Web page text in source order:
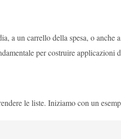
a un carrello della spesa, o anche
per costruire applicazioni
le liste. Iniziamo con un